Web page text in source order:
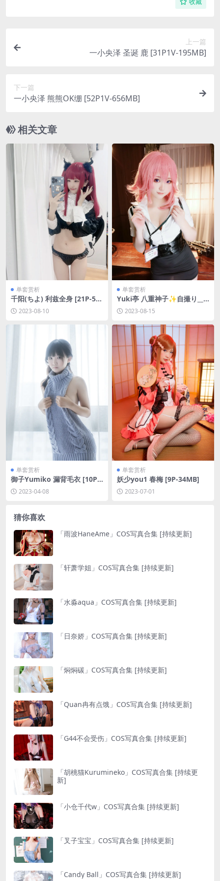
收藏
上一篇
一小央泽 圣诞 鹿 [31P1V-195MB]
下一篇
一小央泽 熊熊OK绷 [52P1V-656MB]
相关文章
单套赏析
千阳(ちよ) 利兹全身 [21P-50
MB]2023-08-10
单套赏析
Yuki亭 八重神子✨自撮り__
[13P-48MB]
2023-08-15
单套赏析
御子Yumiko 漏背毛衣 [10P-
116MB]
2023-04-08
单套赏析
妖少you1 春梅 [9P-34MB]
2023-07-01
猜你喜欢
「雨波HaneAme」COS写真合集 [持续更新]
「轩萧学姐」COS写真合集 [持续更新]
「水淼aqua」COS写真合集 [持续更新]
「日奈娇」COS写真合集 [持续更新]
「焖焖碳」COS写真合集 [持续更新]
「Quan冉有点饿」COS写真合集 [持续更新]
「G44不会受伤」COS写真合集 [持续更新]
「胡桃猫Kurumineko」COS写真合集 [持续更
新]
「小仓千代w」COS写真合集 [持续更新]
「叉子宝宝」COS写真合集 [持续更新]
「Candy Ball」COS写真合集 [持续更新]